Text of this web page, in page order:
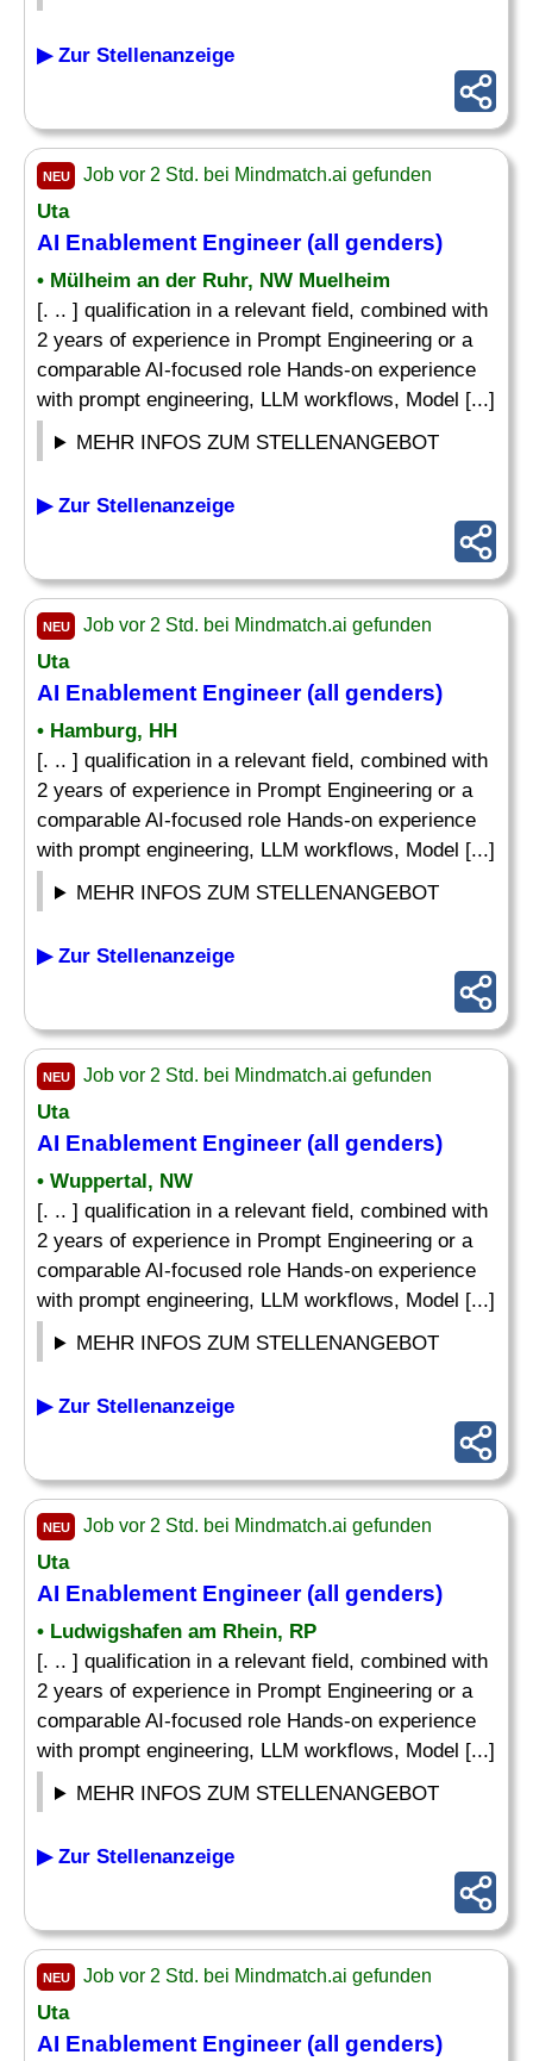
▶ Zur Stellenanzeige
NEU Job vor 2 Std. bei Mindmatch.ai gefunden
Uta
AI Enablement Engineer (all genders)
• Mülheim an der Ruhr, NW Muelheim
[. .. ] qualification in a relevant field, combined with
2 years of experience in Prompt Engineering or a
comparable AI-focused role Hands-on experience
with prompt engineering, LLM workflows, Model [...]
MEHR INFOS ZUM STELLENANGEBOT
▶ Zur Stellenanzeige
NEU Job vor 2 Std. bei Mindmatch.ai gefunden
Uta
AI Enablement Engineer (all genders)
• Hamburg, HH
[. .. ] qualification in a relevant field, combined with
2 years of experience in Prompt Engineering or a
comparable AI-focused role Hands-on experience
with prompt engineering, LLM workflows, Model [...]
MEHR INFOS ZUM STELLENANGEBOT
▶ Zur Stellenanzeige
NEU Job vor 2 Std. bei Mindmatch.ai gefunden
Uta
AI Enablement Engineer (all genders)
• Wuppertal, NW
[. .. ] qualification in a relevant field, combined with
2 years of experience in Prompt Engineering or a
comparable AI-focused role Hands-on experience
with prompt engineering, LLM workflows, Model [...]
MEHR INFOS ZUM STELLENANGEBOT
▶ Zur Stellenanzeige
NEU Job vor 2 Std. bei Mindmatch.ai gefunden
Uta
AI Enablement Engineer (all genders)
• Ludwigshafen am Rhein, RP
[. .. ] qualification in a relevant field, combined with
2 years of experience in Prompt Engineering or a
comparable AI-focused role Hands-on experience
with prompt engineering, LLM workflows, Model [...]
MEHR INFOS ZUM STELLENANGEBOT
▶ Zur Stellenanzeige
NEU Job vor 2 Std. bei Mindmatch.ai gefunden
Uta
AI Enablement Engineer (all genders)